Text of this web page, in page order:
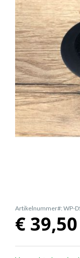
Artikelnummer#: WP-
€ 39,50